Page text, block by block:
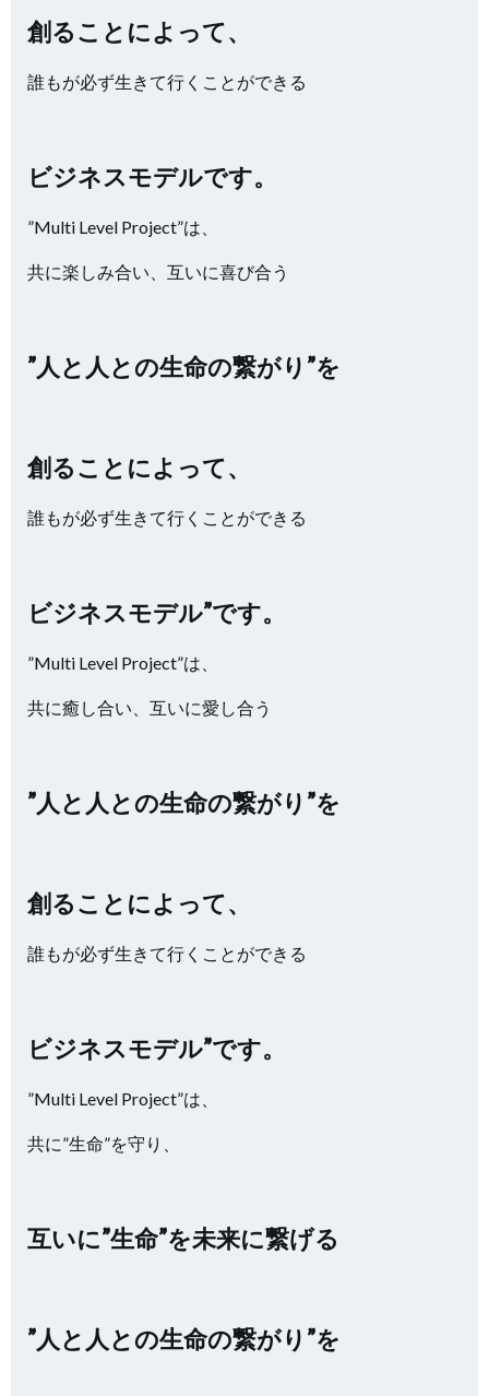
創ることによって、
誰もが必ず生きて行くことができる
ビジネスモデルです。
”Multi Level Project”は、
共に楽しみ合い、互いに喜び合う
”人と人との生命の繋がり”を
創ることによって、
誰もが必ず生きて行くことができる
ビジネスモデル”です。
”Multi Level Project”は、
共に癒し合い、互いに愛し合う
”人と人との生命の繋がり”を
創ることによって、
誰もが必ず生きて行くことができる
ビジネスモデル”です。
”Multi Level Project”は、
共に”生命”を守り、
互いに”生命”を未来に繋げる
”人と人との生命の繋がり”を